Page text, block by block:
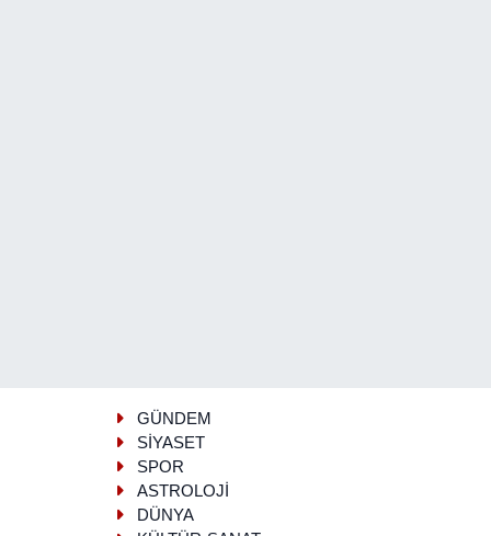
GÜNDEM
SİYASET
SPOR
ASTROLOJİ
DÜNYA